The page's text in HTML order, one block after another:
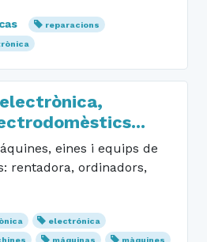
reparacions
eines i equips de
rentadora, ordinadors,
electrónica